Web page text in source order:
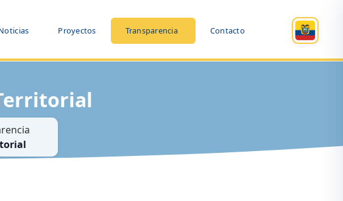
Proyectos Transparencia Contacto